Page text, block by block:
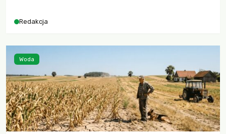
niezwykle korzystne rozwiązania dla przyrody i zwierząt,
funkcjonowania łowiectwa w Polsce.
Redakcja
Woda